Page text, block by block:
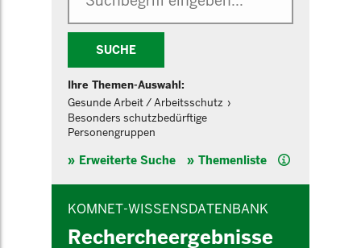
SUCHE
Ihre Themen-Auswahl:
Gesunde Arbeit / Arbeitsschutz
Besonders schutzbedürftige
Personengruppen
Erweiterte Suche Themenliste Hilfe
KOMNET-WISSENSDATENBANK
Rechercheergebnisse